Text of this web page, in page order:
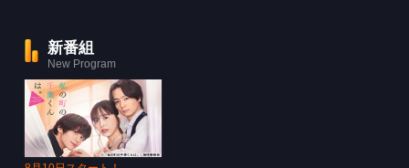
新番組
New Program